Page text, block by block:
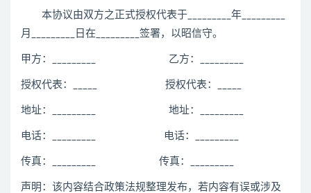
本协议由双方之正式授权代表于_________年_________
月_________日在_________签署，以昭信守。
甲方：_________ 乙方：_________
授权代表：_____ 授权代表：_____
地址：_________ 地址：_________
电话：_________ 电话：_________
传真：_________ 传真：_________
声明：该内容结合政策法规整理发布，若内容有误或涉及